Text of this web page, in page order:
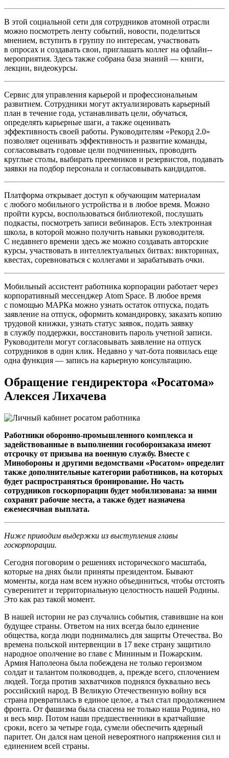
В этой социальной сети для сотрудников атомной отрасли
можно посмотреть ленту событий, новости, поделиться
мнением, вступить в группу по интересам, участвовать
в опросах и создавать свои, приглашать коллег на офлайн-­
мероприятия. Здесь также собрана база знаний — ​книги,
лекции, видеокурсы.
Сервис для управления карьерой и профессиональным
развитием. Сотрудники могут актуализировать карьерный
план в течение года, устанавливать цели, обучаться,
определять карьерные шаги, а также оценивать
эффективность своей работы. Руководителям «Рекорд 2.0»
позволяет оценивать эффективность и развитие команды,
согласовывать годовые цели подчиненных, проводить
круглые столы, выбирать преемников и резервистов, подавать
заявки на подбор персонала и согласовывать кандидатов.
Платформа открывает доступ к обучающим материалам
с любого мобильного устройства и в любое время. Можно
пройти курсы, воспользоваться библиотекой, послушать
подкасты, посмотреть записи вебинаров. Есть электронная
школа, в которой можно получить навыки руководителя.
С недавнего времени здесь же можно создавать авторские
курсы, участвовать в интеллектуальных битвах: викторинах,
квестах, соревноваться с коллегами и зарабатывать очки.
Мобильный ассистент работника корпорации работает через
корпоративный мессенджер Atom Space. В любое время
с помощью МАРКа можно узнать остаток отпуска, подать
заявление на отпуск, оформить командировку, заказать копию
трудовой книжки, узнать статус заявок, подать заявку
в службу поддержки, восстановить пароль учетной записи.
Руководители могут согласовывать заявление на отпуск
сотрудников в один клик. Недавно у чат-бота появилась еще
одна функция — ​запись на карьерную консультацию.
Обращение гендиректора «Росатома»
Алексея Лихачева
Работники оборонно-промышленного комплекса и
задействованные в выполнении гособоронзаказа имеют
отсрочку от призыва на военную службу. Вместе с
Минобороны и другими ведомствами «Росатом» определит
также дополнительные категории работников, на которых
будет распространяться бронирование. Но часть
сотрудников госкорпорации будет мобилизована: за ними
сохранят рабочие места, а также будет назначена
ежемесячная выплата.
Ниже приводим выдержки из выступления главы
госкорпорации.
Сегодня поговорим о решениях исторического масштаба,
которые на днях были приняты президентом. Бывают
моменты, когда нам всем нужно объединиться, чтобы отстоять
суверенитет и территориальную целостность нашей Родины.
Это как раз такой момент.
В нашей истории не раз случались события, ставившие на кон
будущее страны. Ответом на них всегда было единение
общества, когда люди поднимались для защиты Отечества. Во
времена польской интервенции в 17 веке страну защитило
народное ополчение во главе с Мининым и Пожарским.
Армия Наполеона была побеждена не только героизмом
солдат и талантом полководцев, а, прежде всего, сплочением
людей. Тогда против захватчиков поднялся буквально весь
российский народ. В Великую Отечественную войну вся
страна превратилась в единое целое, а тыл стал продолжением
фронта. От фашизма была спасена не только наша Родина, но
и весь мир. Потом наши предшественники в кратчайшие
сроки, всего за четыре года, сумели обеспечить ядерный
паритет. Он дался нам ценой невероятного напряжения сил и
единением всей страны.